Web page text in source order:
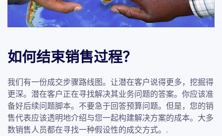
如何结束销售过程？
我们有一份成交步骤路线图。让潜在客户说得更多，挖掘得
更深。潜在客户正在寻找解决其业务问题的答案。你应该准
备好后续问题脚本。不要急于回答预算问题。但是，您的销
售代表应该透明地介绍与您一起构建解决方案的成本。大多
数销售人员都在寻找一种假设性的成交方式。.